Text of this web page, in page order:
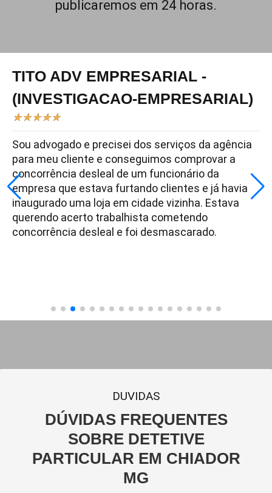
publicaremos em 24 horas.
TITO ADV EMPRESARIAL -
(INVESTIGACAO-EMPRESARIAL)
★★★★★
Sou advogado e precisei dos serviços da agência
para meu cliente e conseguimos comprovar a
concorrência desleal de um funcionário da
empresa que estava furtando clientes e já havia
inaugurado uma loja em cidade vizinha. Estava
querendo acerto trabalhista cometendo
concorrência desleal e foi desmascarado.
DUVIDAS
DÚVIDAS FREQUENTES
SOBRE DETETIVE
PARTICULAR EM CHIADOR
MG